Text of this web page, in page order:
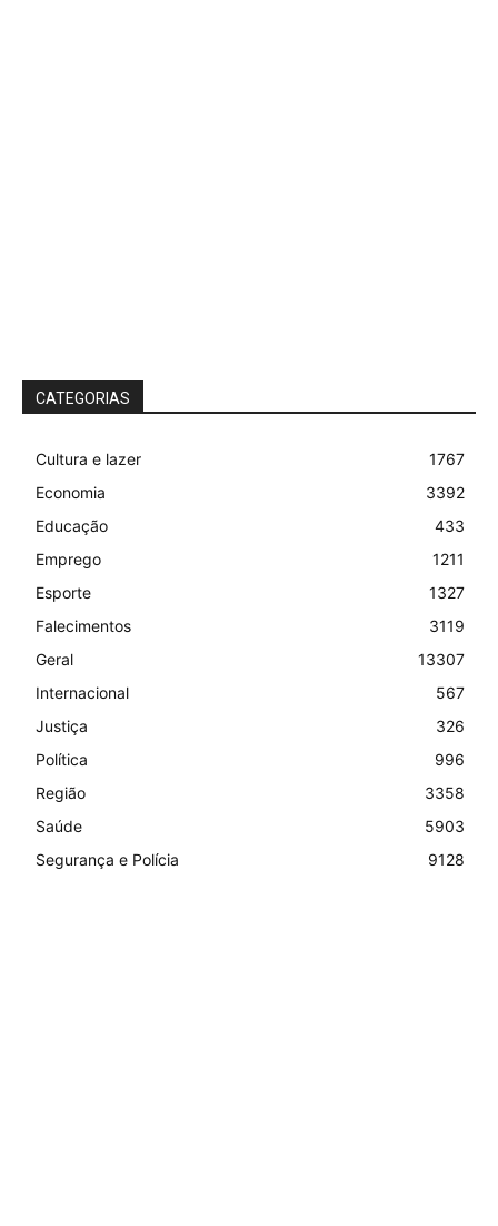
CATEGORIAS
Cultura e lazer
1767
Economia
3392
Educação
433
Emprego
1211
Esporte
1327
Falecimentos
3119
Geral
13307
Internacional
567
Justiça
326
Política
996
Região
3358
Saúde
5903
Segurança e Polícia
9128